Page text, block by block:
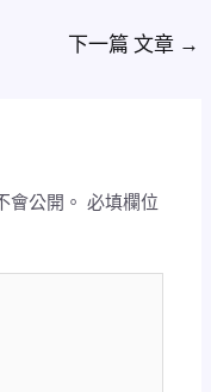
下一篇 文章 →
會公開。 必填欄位